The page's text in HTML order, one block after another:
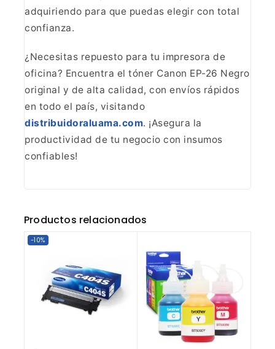
adquiriendo para que puedas elegir con total
confianza.
¿Necesitas repuesto para tu impresora de
oficina? Encuentra el tóner Canon EP-26 Negro
original y de alta calidad, con envíos rápidos
en todo el país, visitando
distribuidoraluama.com. ¡Asegura la
productividad de tu negocio con insumos
confiables!
Productos relacionados
-10%